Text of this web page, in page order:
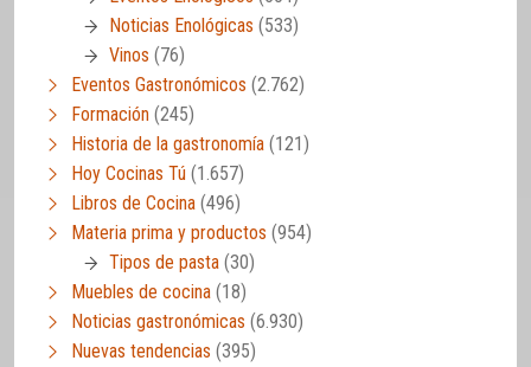
Noticias Enológicas (533)
Vinos (76)
Eventos Gastronómicos (2.762)
Formación (245)
Historia de la gastronomía (121)
Hoy Cocinas Tú (1.657)
Libros de Cocina (496)
Materia prima y productos (954)
Tipos de pasta (30)
Muebles de cocina (18)
Noticias gastronómicas (6.930)
Nuevas tendencias (395)